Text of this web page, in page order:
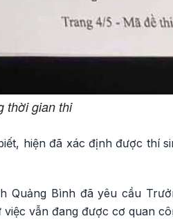
thời gian thi
hiện đã xác định được thí
Quảng Bình đã yêu cầu
vẫn đang được cơ quan